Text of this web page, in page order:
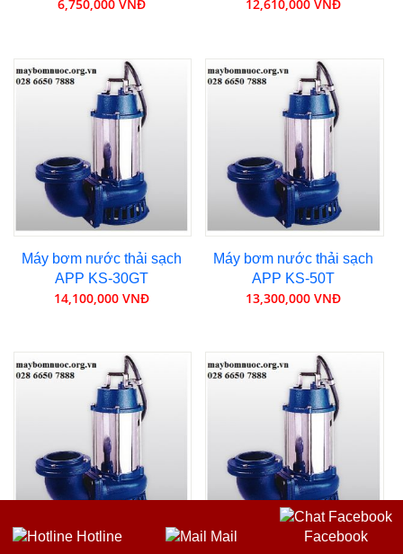
Hotline Mail Facebook
6,750,000 VNĐ 12,610,000 VNĐ
Máy bơm nước thải sạch
APP KS-30GT
14,100,000 VNĐ
Máy bơm nước thải sạch
APP KS-50T
13,300,000 VNĐ